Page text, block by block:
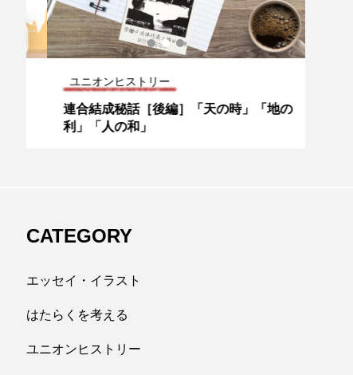
ユニオンヒストリー
連合結成秘話［後編］「天の時」「地の
利」「人の和」
CATEGORY
エッセイ・イラスト
はたらくを考える
ユニオンヒストリー